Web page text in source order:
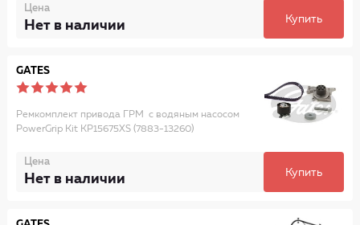
Цена
Нет в наличии Купить
GATES
Ремкомплект привода ГРМ с водяным насосом
PowerGrip Kit KP15675XS (7883-13260)
Цена
Нет в наличии Купить